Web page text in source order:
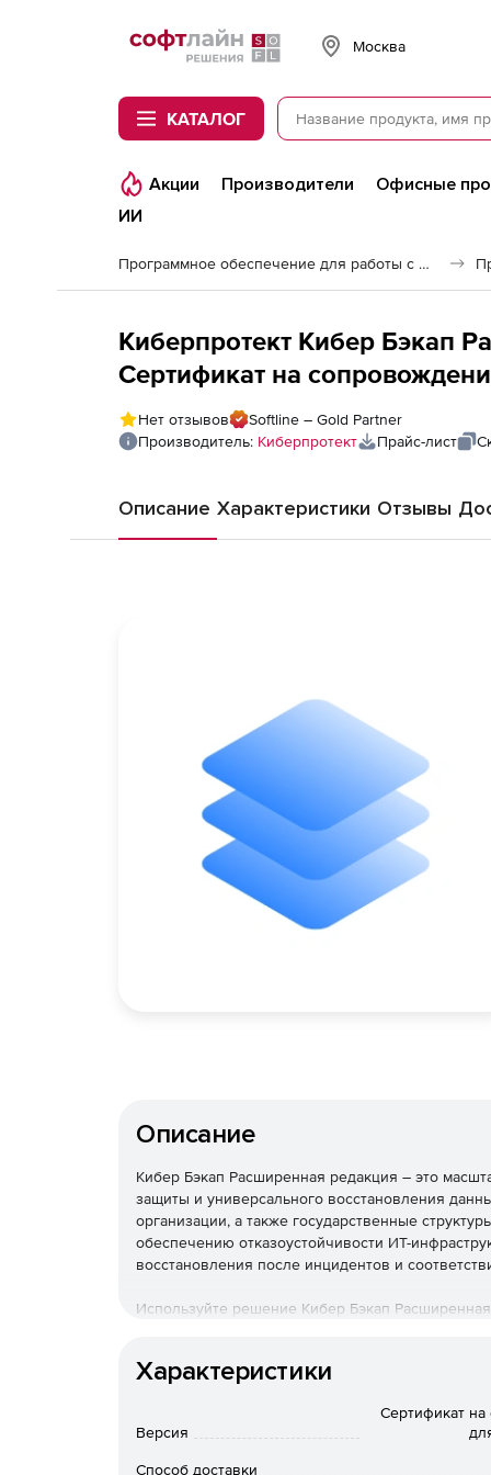
Softline
Москва
КАТАЛОГ
Акции Производители Офисные
ИИ
Программное обеспечение для работы с файлами и дисками
Киберпротект Кибер Бэкап
Сертификат на
редакция для коммерческих
версию), для почтового
Нет отзывов
Softline – Gold Partner
Производитель: Киберпротект Прайс-лист
Описание Характеристики Отзывы
Описание
Кибер Бэкап Расширенная редакция – это
защиты и универсального восстановления
организации, а также государственные
обеспечению отказоустойчивости ИТ-
восстановления после инцидентов и
Используйте решение Кибер Бэкап
Программное обеспечение
поставляется!
Характеристики
Версия
Сертификат
Способ доставки